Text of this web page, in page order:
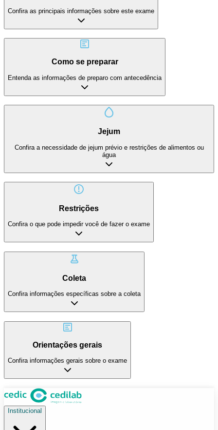
Confira as principais informações sobre este exame
Como se preparar
Entenda as informações de preparo com antecedência
Jejum
Confira a necessidade de jejum prévio e restrições de alimentos ou
água
Restrições
Confira o que pode impedir você de fazer o exame
Coleta
Confira informações específicas sobre a coleta
Orientações gerais
Confira informações gerais sobre o exame
Institucional